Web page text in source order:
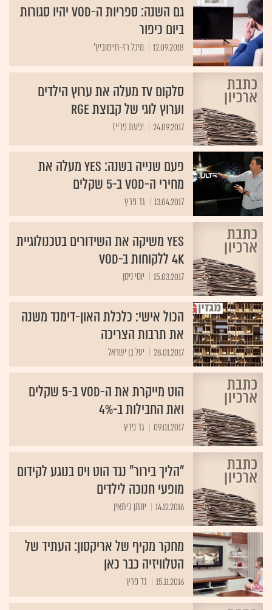
גם השנה: ספריות ה-VOD יהיו סגורות
ביום כיפור
12.09.2018 מיכל רז-חיימוביץ'
סלקום TV מעלה את ערוץ הילדים
וערוץ לוגי של קבוצת RGE
24.09.2017 יפעת פרייז
פעם שנייה בשנה: yes מעלה את
מחירי ה-VOD ב-5 שקלים
13.04.2017 גד פרץ
yes משיקה את השידורים בטכנולוגיית
4K ללקוחות ב-VOD
15.03.2017 יוסי ניסן
הכול אישי: כלכלת האון-דימנד משנה
את תרבות הצריכה
28.01.2017 יעל בן ישראל
הוט מייקרת את ה-VOD ב-5 שקלים
ואת החבילות ב-4%
09.01.2017 גד פרץ
"הליך בירור" נגד הוט ויס בנוגע לקידום
מופעי חנוכה לילדים
14.12.2016 יונתן כיתאין
מחקר מקיף של אריקסון: העתיד של
הטלוויזיה כבר כאן
15.11.2016 גד פרץ